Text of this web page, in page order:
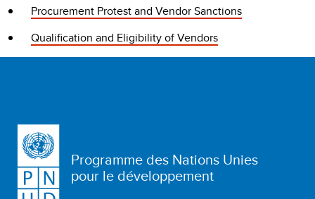
Procurement Protest and Vendor Sanctions
Qualification and Eligibility of Vendors
Programme des Nations Unies
pour le développement